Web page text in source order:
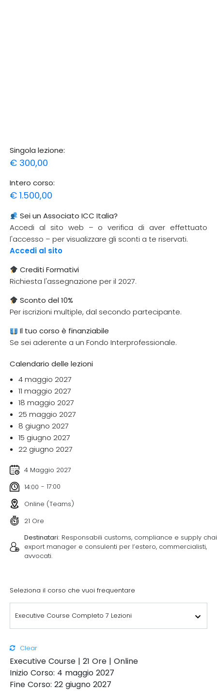
Singola lezione:
€ 300,00
Intero corso:
€ 1.500,00
Sei un Associato ICC Italia?
Accedi al sito web – o verifica di aver effettuato
l'accesso – per visualizzare gli sconti a te riservati.
Accedi al sito
Crediti Formativi
Richiesta l'assegnazione per il 2027.
Sconto del 10%
Per iscrizioni multiple, dal secondo partecipante.
Il tuo corso è finanziabile
Se sei aderente a un Fondo Interprofessionale.
Calendario delle lezioni
4 maggio 2027
11 maggio 2027
18 maggio 2027
25 maggio 2027
8 giugno 2027
15 giugno 2027
22 giugno 2027
4 Maggio 2027
14:00 - 17:00
Online (Teams)
21 Ore
Destinatari: Responsabili customs, compliance e supply
export manager e consulenti per l’estero, commercialisti,
avvocati.
Seleziona il corso che vuoi frequentare
Clear
Executive Course | 21 Ore | Online
Inizio Corso: 4 maggio 2027
Fine Corso: 22 giugno 2027